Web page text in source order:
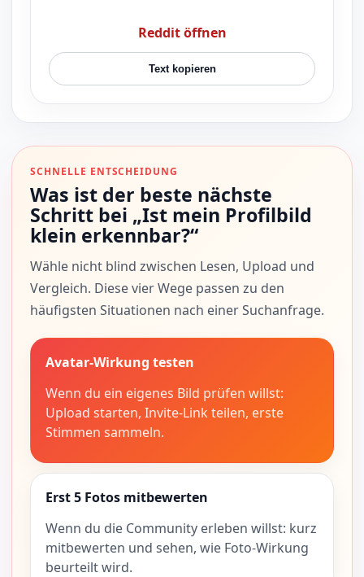
Reddit öffnen
Text kopieren
SCHNELLE ENTSCHEIDUNG
Was ist der beste nächste
Schritt bei „Ist mein Profilbild
klein erkennbar?“
Wähle nicht blind zwischen Lesen, Upload und
Vergleich. Diese vier Wege passen zu den
häufigsten Situationen nach einer Suchanfrage.
Avatar-Wirkung testen
Wenn du ein eigenes Bild prüfen willst:
Upload starten, Invite-Link teilen, erste
Stimmen sammeln.
Erst 5 Fotos mitbewerten
Wenn du die Community erleben willst: kurz
mitbewerten und sehen, wie Foto-Wirkung
beurteilt wird.